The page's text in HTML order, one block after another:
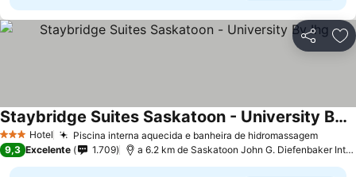
Partilhar
3 EstrelasHotel Piscina interna aquecida e banheira de hidromassagem
Staybridge Suites Saskatoon - University By Ihg
9,3 Excelente 1.709 a 6.2 km de Saskatoon John G. Diefenbaker International Airport